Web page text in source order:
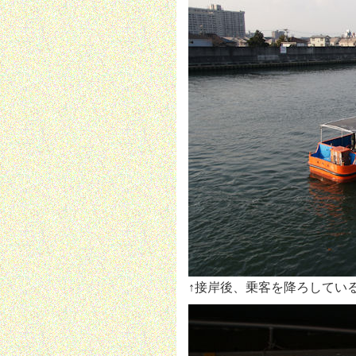
↑接岸後、乗客を降ろしてい